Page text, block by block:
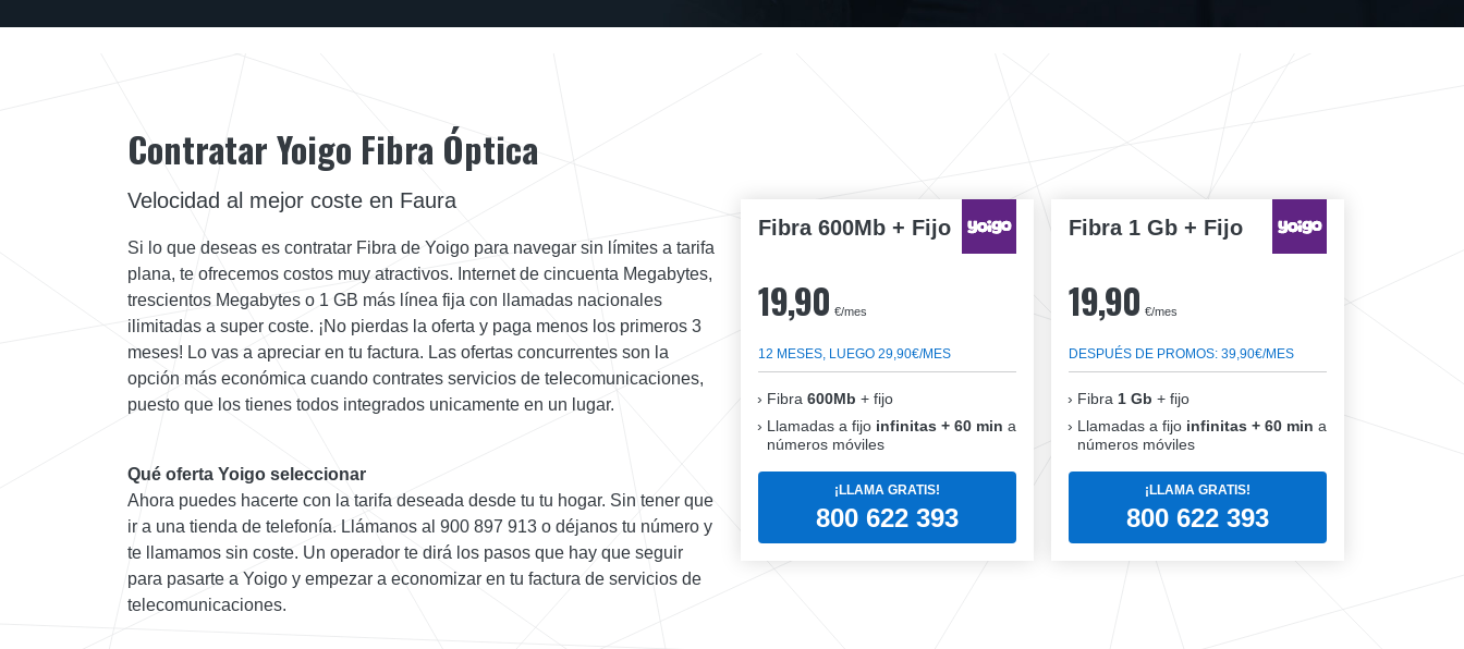
Fibra 600Mb + Fijo
19,90 €/mes
12 MESES, LUEGO 29,90€/MES
Fibra 600Mb + fijo
Llamadas a fijo infinitas + 60 min a
números móviles
¡LLAMA GRATIS!
800 622 393
Fibra 1 Gb + Fijo
19,90 €/mes
DESPUÉS DE PROMOS: 39,90€/MES
Fibra 1 Gb + fijo
Llamadas a fijo infinitas + 60 min a
números móviles
¡LLAMA GRATIS!
800 622 393
Contratar Yoigo Fibra Óptica
Velocidad al mejor coste en Faura
Si lo que deseas es contratar Fibra de Yoigo para navegar sin límites a tarifa
plana, te ofrecemos costos muy atractivos. Internet de cincuenta Megabytes,
trescientos Megabytes o 1 GB más línea fija con llamadas nacionales
ilimitadas a super coste. ¡No pierdas la oferta y paga menos los primeros 3
meses! Lo vas a apreciar en tu factura. Las ofertas concurrentes son la
opción más económica cuando contrates servicios de telecomunicaciones,
puesto que los tienes todos integrados unicamente en un lugar.
Qué oferta Yoigo seleccionar
Ahora puedes hacerte con la tarifa deseada desde tu tu hogar. Sin tener que
ir a una tienda de telefonía. Llámanos al 900 897 913 o déjanos tu número y
te llamamos sin coste. Un operador te dirá los pasos que hay que seguir
para pasarte a Yoigo y empezar a economizar en tu factura de servicios de
telecomunicaciones.